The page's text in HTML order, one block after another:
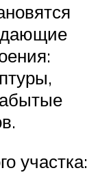
участка: